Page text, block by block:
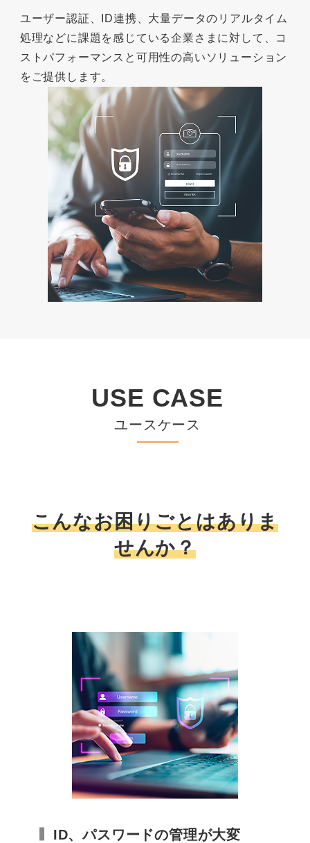
ユーザー認証、ID連携、大量データのリアルタイム
処理などに課題を感じている企業さまに対して、コ
ストパフォーマンスと可用性の高いソリューション
をご提供します。
USE CASE
ユースケース
こんなお困りごとはありま
せんか？
ID、パスワードの管理が大変